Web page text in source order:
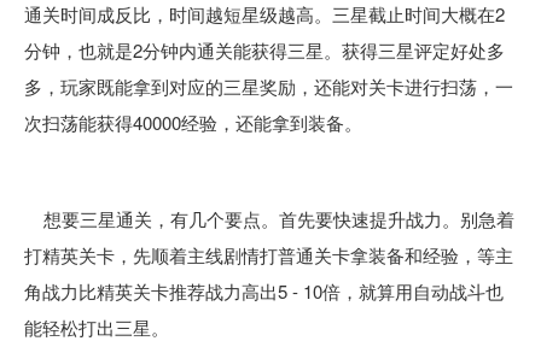
通关时间成反比，时间越短星级越高。三星截止时间大概在2
分钟，也就是2分钟内通关能获得三星。获得三星评定好处多
多，玩家既能拿到对应的三星奖励，还能对关卡进行扫荡，一
次扫荡能获得40000经验，还能拿到装备。
想要三星通关，有几个要点。首先要快速提升战力。别急着
打精英关卡，先顺着主线剧情打普通关卡拿装备和经验，等主
角战力比精英关卡推荐战力高出5 - 10倍，就算用自动战斗也
能轻松打出三星。